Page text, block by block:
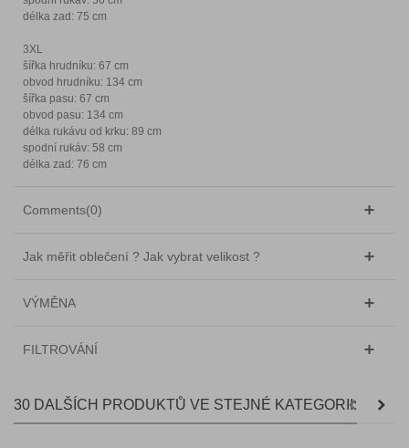
délka zad: 75 cm
3XL
šířka hrudníku: 67 cm
obvod hrudníku: 134 cm
šířka pasu: 67 cm
obvod pasu: 134 cm
délka rukávu od krku: 89 cm
spodní rukáv: 58 cm
délka zad: 76 cm
Comments(0)
Jak měřit oblečení ? Jak vybrat velikost ?
VÝMĚNA
FILTROVÁNÍ
30 DALŠÍCH PRODUKTŮ VE STEJNÉ KATEGORII: